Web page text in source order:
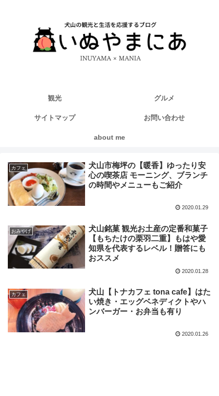
観光 グルメ
サイトマップ お問い合わせ
about me
カフェ
犬山市梅坪の【暖香】ゆったり安
心の喫茶店 モーニング、ブランチ
の時間やメニューもご紹介
2020.01.29
おみやげ
犬山銘菓 観光お土産の定番和菓子
【もちたけの栗羽二重】もはや愛
知県を代表するレベル！贈答にも
おススメ
2020.01.28
カフェ
犬山【トナカフェ tona cafe】はた
い焼き・エッグベネディクトやハ
ンバーガー・お弁当も有り
2020.01.26